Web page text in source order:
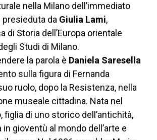
nella Milano dell’immediato
presieduta da Giulia Lami,
di Storia dell’Europa orientale
Studi di Milano.
la parola è Daniela Saresella
sulla figura di Fernanda
ruolo, dopo la Resistenza, nella
museale cittadina. Nata nel
figlia di uno storico dell’antichità,
gioventù al mondo dell’arte e